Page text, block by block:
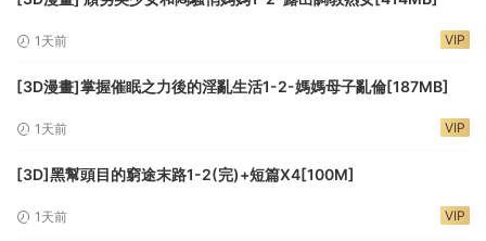
1天前 VIP
[3D漫畫]掌握催眠之力後的淫亂生活1-2-媽媽母子亂倫[187MB]
1天前 VIP
[3D]黑幫頭目的窮途末路1-2(完)+短篇X4[100M]
1天前 VIP